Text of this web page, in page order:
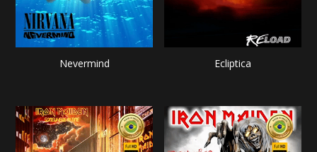
Nevermind Ecliptica